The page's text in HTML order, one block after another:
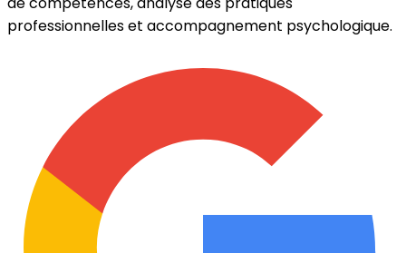
professionnelles et accompagnement psychologique.